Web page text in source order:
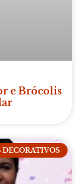
e Brócolis
DECORATIVOS